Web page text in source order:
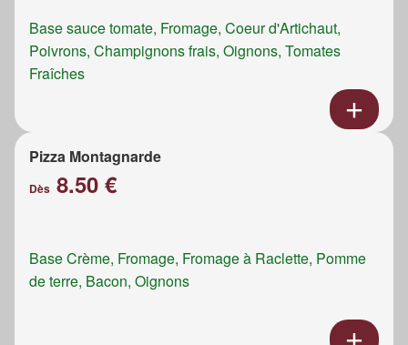
Base sauce tomate, Fromage, Coeur d'Artichaut,
Poivrons, Champignons frais, Oignons, Tomates
Fraîches
Pizza Montagnarde
Dès 8.50 €
Base Crème, Fromage, Fromage à Raclette, Pomme
de terre, Bacon, Oignons